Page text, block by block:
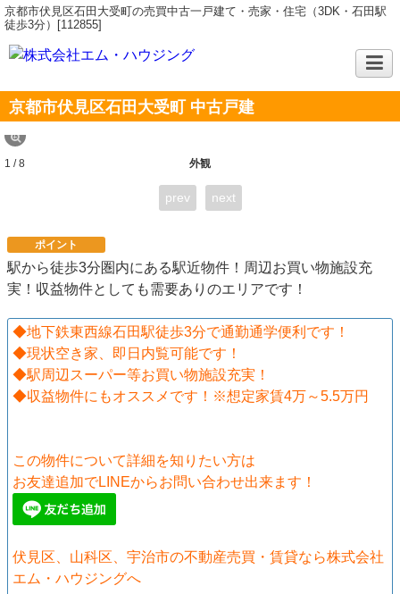
京都市伏見区石田大受町の売買中古一戸建て・売家・住宅（3DK・石田駅
徒歩3分）[112855]
京都市伏見区石田大受町 中古戸建
外観
1 / 8
prev next
ポイント
駅から徒歩3分圏内にある駅近物件！周辺お買い物施設充
実！収益物件としても需要ありのエリアです！
◆地下鉄東西線石田駅徒歩3分で通勤通学便利です！
◆現状空き家、即日内覧可能です！
◆駅周辺スーパー等お買い物施設充実！
◆収益物件にもオススメです！※想定家賃4万～5.5万円
この物件について詳細を知りたい方は
お友達追加でLINEからお問い合わせ出来ます！
伏見区、山科区、宇治市の不動産売買・賃貸なら株式会社
エム・ハウジングへ